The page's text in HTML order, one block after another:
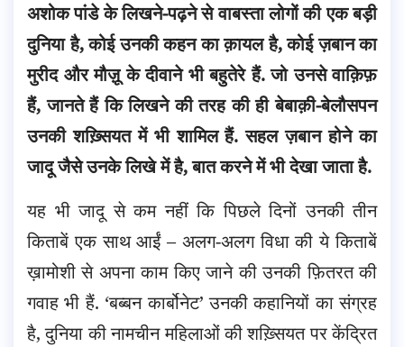
अशोक पांडे के लिखने-पढ़ने से वाबस्ता लोगों की एक बड़ी
दुनिया है, कोई उनकी कहन का क़ायल है, कोई ज़बान का
मुरीद और मौज़ू के दीवाने भी बहुतेरे हैं. जो उनसे वाक़िफ़
हैं, जानते हैं कि लिखने की तरह की ही बेबाक़ी-बेलौसपन
उनकी शख़्सियत में भी शामिल हैं. सहल ज़बान होने का
जादू जैसे उनके लिखे में है, बात करने में भी देखा जाता है.
यह भी जादू से कम नहीं कि पिछले दिनों उनकी तीन
किताबें एक साथ आईं – अलग-अलग विधा की ये किताबें
ख़ामोशी से अपना काम किए जाने की उनकी फ़ितरत की
गवाह भी हैं. ‘बब्बन कार्बोनेट’ उनकी कहानियों का संग्रह
है, दुनिया की नामचीन महिलाओं की शख़्सियत पर केंद्रित